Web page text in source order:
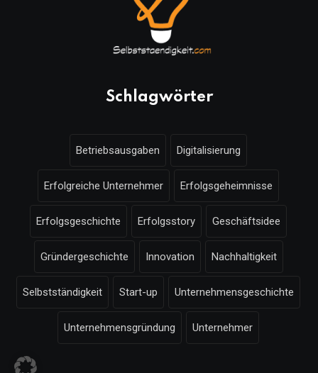
Schlagwörter
Betriebsausgaben Digitalisierung
Erfolgreiche Unternehmer Erfolgsgeheimnisse
Erfolgsgeschichte Erfolgsstory Geschäftsidee
Gründergeschichte Innovation Nachhaltigkeit
Selbstständigkeit Start-up Unternehmensgeschichte
Unternehmensgründung Unternehmer